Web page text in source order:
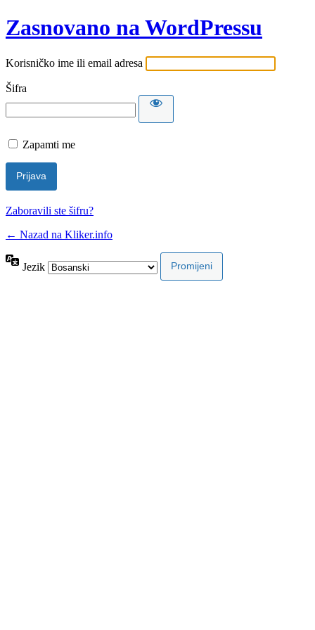
Zasnovano na WordPressu
Korisničko ime ili email adresa
Šifra
Zapamti me
Zaboravili ste šifru?
← Nazad na Kliker.info
Jezik